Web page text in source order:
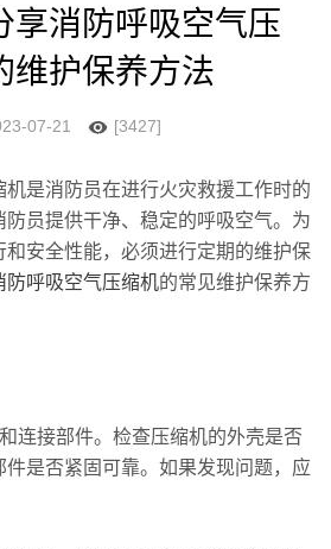
享消防呼吸空气压
维护保养方法
07-21 [3427]
是消防员在进行火灾救援工作时的
员提供干净、稳定的呼吸空气。为
和安全性能，必须进行定期的维护保
防呼吸空气压缩机的常见维护保养方
接部件。检查压缩机的外壳是否
是否紧固可靠。如果发现问题，应